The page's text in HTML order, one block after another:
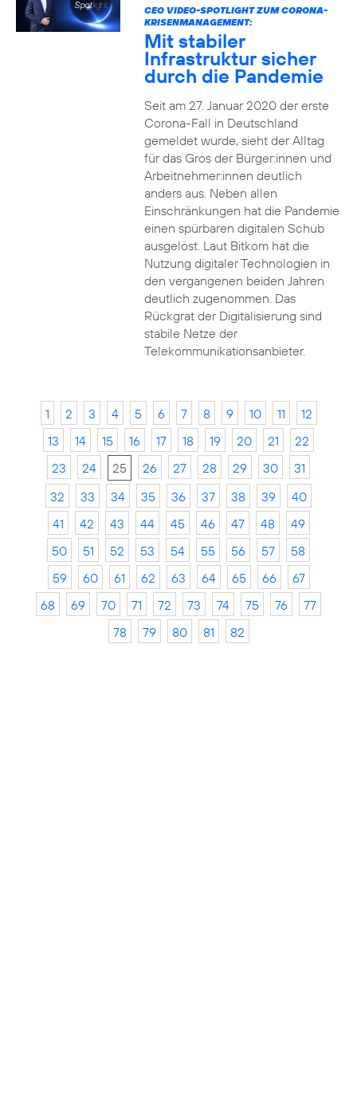
CEO VIDEO-SPOTLIGHT ZUM CORONA-
KRISENMANAGEMENT:
Mit stabiler
Infrastruktur sicher
durch die Pandemie
Seit am 27. Januar 2020 der erste
Corona-Fall in Deutschland
gemeldet wurde, sieht der Alltag
für das Gros der Bürger:innen und
Arbeitnehmer:innen deutlich
anders aus. Neben allen
Einschränkungen hat die Pandemie
einen spürbaren digitalen Schub
ausgelöst. Laut Bitkom hat die
Nutzung digitaler Technologien in
den vergangenen beiden Jahren
deutlich zugenommen. Das
Rückgrat der Digitalisierung sind
stabile Netze der
Telekommunikationsanbieter.
1 2 3 4 5 6 7 8 9 10 11
12
13
14 15 16 17 18 19 20 21
22
23
24 25 26 27 28 29 30
31
32
33 34 35 36 37 38 39
40
41
42 43 44 45 46 47 48
49
50
51 52 53 54 55 56 57
58
59
60 61 62 63 64 65 66
67
68
69 70 71 72 73 74 75 76
77
78
79 80 81 82